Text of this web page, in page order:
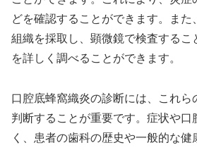
どを確認することができます。ま
組織を採取し、顕微鏡で検査するこ
を詳しく調べることができます。
口腔底蜂窩織炎の診断には、これら
判断することが重要です。症状や口
く、患者の歯科の歴史や一般的な健